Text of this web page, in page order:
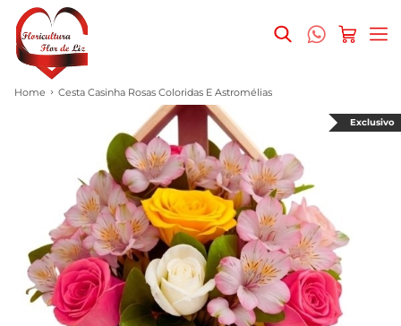
Home Cesta Casinha Rosas Coloridas E Astromélias
Exclusivo